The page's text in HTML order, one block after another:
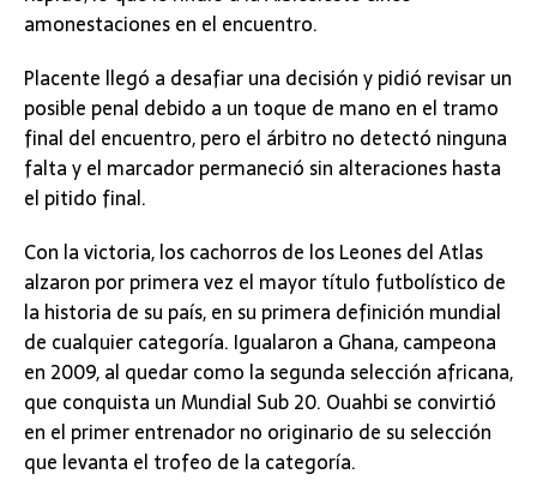
amonestaciones en el encuentro.
Placente llegó a desafiar una decisión y pidió revisar un
posible penal debido a un toque de mano en el tramo
final del encuentro, pero el árbitro no detectó ninguna
falta y el marcador permaneció sin alteraciones hasta
el pitido final.
Con la victoria, los cachorros de los Leones del Atlas
alzaron por primera vez el mayor título futbolístico de
la historia de su país, en su primera definición mundial
de cualquier categoría. Igualaron a Ghana, campeona
en 2009, al quedar como la segunda selección africana,
que conquista un Mundial Sub 20. Ouahbi se convirtió
en el primer entrenador no originario de su selección
que levanta el trofeo de la categoría.